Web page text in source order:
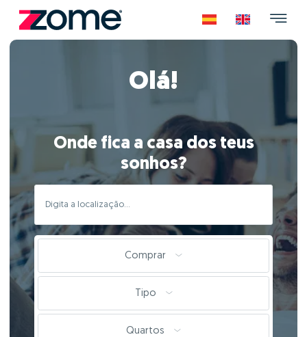
Olá!
Onde fica a casa dos teus
sonhos?
Comprar
Tipo
Quartos